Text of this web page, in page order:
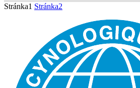
Stránka1 Stránka2